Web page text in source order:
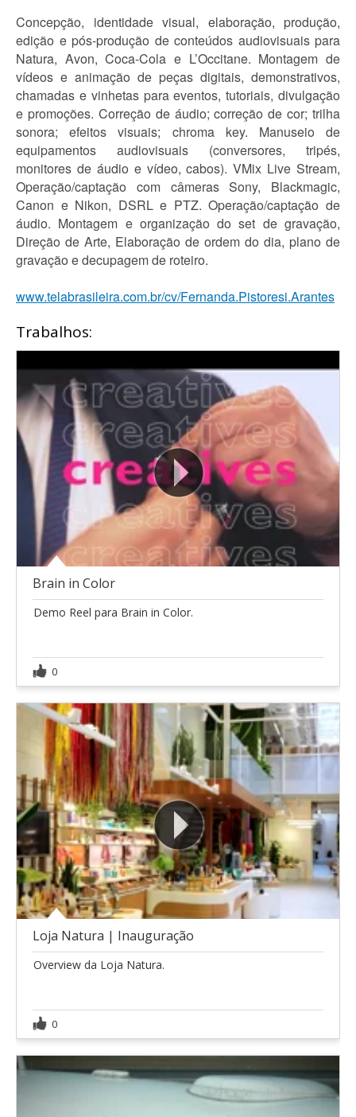
Concepção, identidade visual, elaboração, produção,
edição e pós-produção de conteúdos audiovisuais para
Natura, Avon, Coca-Cola e L’Occitane. Montagem de
vídeos e animação de peças digitais, demonstrativos,
chamadas e vinhetas para eventos, tutoriais, divulgação
e promoções. Correção de áudio; correção de cor; trilha
sonora; efeitos visuais; chroma key. Manuseio de
equipamentos audiovisuais (conversores, tripés,
monitores de áudio e vídeo, cabos). VMix Live Stream,
Operação/captação com câmeras Sony, Blackmagic,
Canon e Nikon, DSRL e PTZ. Operação/captação de
áudio. Montagem e organização do set de gravação,
Direção de Arte, Elaboração de ordem do dia, plano de
gravação e decupagem de roteiro.
www.telabrasileira.com.br/cv/Fernanda.Pistoresi.Arantes
Trabalhos:
Brain in Color
Demo Reel para Brain in Color.
0
Loja Natura | Inauguração
Overview da Loja Natura.
0